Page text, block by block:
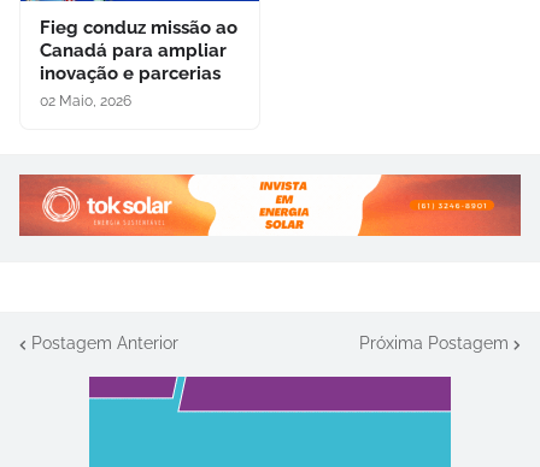
Fieg conduz missão ao
Canadá para ampliar
inovação e parcerias
02 Maio, 2026
Postagem Anterior Próxima Postagem